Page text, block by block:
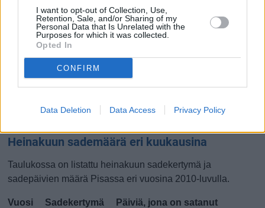
I want to opt-out of Collection, Use,
Retention, Sale, and/or Sharing of my
Personal Data that Is Unrelated with the
Purposes for which it was collected.
Opted In
CONFIRM
Data Deletion Data Access Privacy Policy
Huhtikuussa Toukokuussa Kesäkuussa
Heinäkuussa Elokuussa Syyskuussa
Lokakuussa
Kiinnostavatko lämpötilat?
lämmintä Pisassa on ollut heinakuussa
Heinakuun sademäärä eri kuukausina
Taulukossa on listattu heinakuun sadekertymä ja
sadepäivien määrä Pisassa eri vuosina 2010-luvulla.
Vuosi Sadekertymä
Päiviä, jona on satanut